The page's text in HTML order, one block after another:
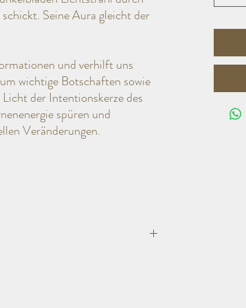
Seine Aura gleicht der
und verhilft uns
wichtige Botschaften sowie
der Intentionskerze des
spüren und
Veränderungen.